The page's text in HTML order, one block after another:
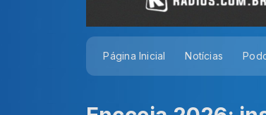
Página Inicial Notícias